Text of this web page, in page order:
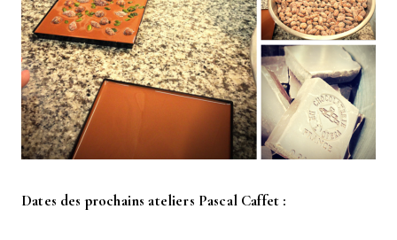
Dates des prochains ateliers Pascal Caffet :